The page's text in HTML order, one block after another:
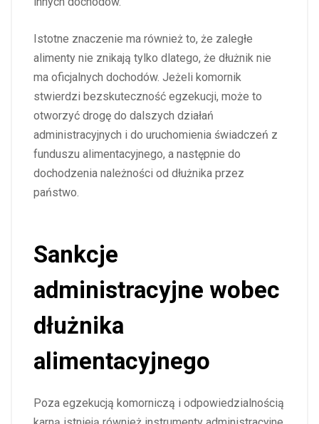
Istotne znaczenie ma również to, że zaległe
alimenty nie znikają tylko dlatego, że dłużnik nie
ma oficjalnych dochodów. Jeżeli komornik
stwierdzi bezskuteczność egzekucji, może to
otworzyć drogę do dalszych działań
administracyjnych i do uruchomienia świadczeń z
funduszu alimentacyjnego, a następnie do
dochodzenia należności od dłużnika przez
państwo.
Sankcje
administracyjne wobec
dłużnika
alimentacyjnego
Poza egzekucją komorniczą i odpowiedzialnością